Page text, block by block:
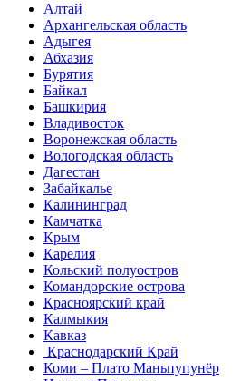
Алтай
Архангельская область
Адыгея
Абхазия
Бурятия
Байкал
Башкирия
Владивосток
Воронежская область
Вологодская область
Дагестан
Забайкалье
Калининград
Камчатка
Крым
Карелия
Кольский полуостров
Командорские острова
Красноярский край
Калмыкия
Кавказ
Краснодарский Край
Коми – Плато Маньпупунёр